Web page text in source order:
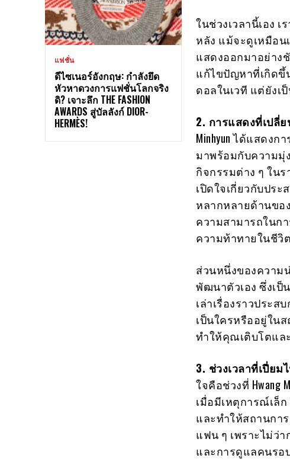
แฟชั่น
ดีไซเนอร์อังกฤษ: กำลังยึด
หัวหาดวงการแฟชั่นโลกจริง
ดิ? เจาะลึก THE FASHION
AWARDS สู่บัลลังก์ DIOR-
HERMÈS!
ในช่วงเวลานี้เอง เ
หลัง แม้จะดูเหมือ
แสดงออกมาอย่าง
แก้ไขปัญหาที่เกิดขึ้
ดอลในเวที แต่ยัง
2. การแสดงที่เปลี่
Minhyun ได้แสดง
มาพร้อมกับความมุ่
กิจกรรมต่าง ๆ ใน
เปิดใจเกี่ยวกับปร
หลากหลายด้านของ
ความสามารถในก
ความท้าทายในชีวิ
ส่วนหนึ่งของความ
พัฒนาตัวเอง ซึ่งเป็
เล่าเรื่องราวประ
เป็นใครหรืออยู่ใน
ทำให้คุณเติบโตแล
3. ช่วงเวลาที่เปี่ย
ใจคือช่วงที่
เมื่อมีเหตุการณ์เล็
และทำให้สถานกา
แฟน ๆ เพราะไม่ว่
และการดูแลคนรอ